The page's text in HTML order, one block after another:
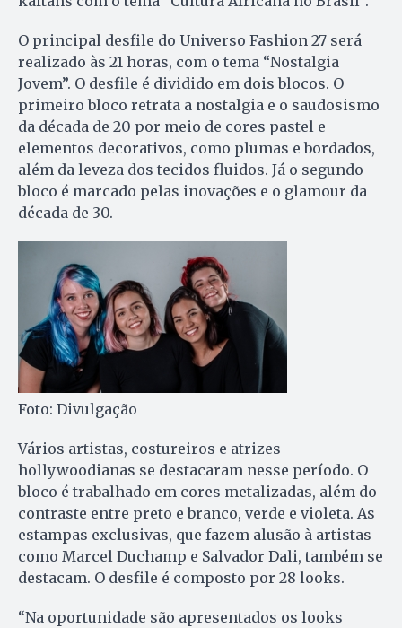
O principal desfile do Universo Fashion 27 será
realizado às 21 horas, com o tema “Nostalgia
Jovem”. O desfile é dividido em dois blocos. O
primeiro bloco retrata a nostalgia e o saudosismo
da década de 20 por meio de cores pastel e
elementos decorativos, como plumas e bordados,
além da leveza dos tecidos fluidos. Já o segundo
bloco é marcado pelas inovações e o glamour da
década de 30.
Foto: Divulgação
Vários artistas, costureiros e atrizes
hollywoodianas se destacaram nesse período. O
bloco é trabalhado em cores metalizadas, além do
contraste entre preto e branco, verde e violeta. As
estampas exclusivas, que fazem alusão à artistas
como Marcel Duchamp e Salvador Dali, também se
destacam. O desfile é composto por 28 looks.
“Na oportunidade são apresentados os looks